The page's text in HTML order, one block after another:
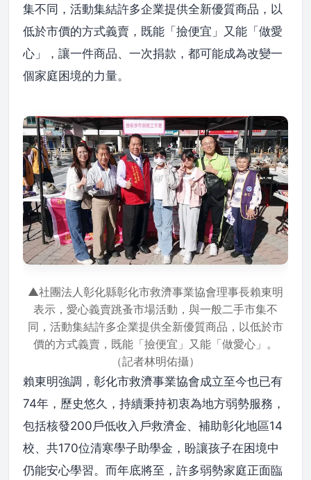
集不同，活動集結許多企業提供全新優質商品，以
低於市價的方式義賣，既能「撿便宜」又能「做愛
心」，讓一件商品、一次捐款，都可能成為改變一
個家庭困境的力量。
▲社團法人彰化縣彰化市救濟事業協會理事長賴東明
表示，愛心義賣跳蚤市場活動，與一般二手市集不
同，活動集結許多企業提供全新優質商品，以低於市
價的方式義賣，既能「撿便宜」又能「做愛心」。
（記者林明佑攝）
賴東明強調，彰化市救濟事業協會成立至今也已有
74年，歷史悠久，持續秉持初衷為地方弱勢服務，
包括核發200戶低收入戶救濟金、補助彰化地區14
校、共170位清寒學子助學金，盼讓孩子在困境中
仍能安心學習。而年底將至，許多弱勢家庭正面臨